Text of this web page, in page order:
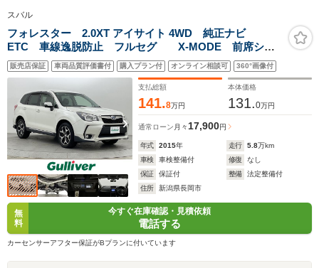
スバル
フォレスター 2.0XT アイサイト 4WD 純正ナビ
ETC 車線逸脱防止 フルセグ X-MODE 前席シー
トヒーター レーダークルーズコントロール
Bluetooth バックカメラ 衝突軽減ブレーキ
販売店保証 車両品質評価書付 購入プラン付 オンライン相談可 360°画像付
支払総額
141.8万円
本体価格
131.0万円
通常ローン 月々 17,900円
年式 2015年 走行 5.8万km
車検
車検整備付 修復
なし
保証
保証付 整備
法定整備付
住所
新潟県長岡市
無
料
今すぐ在庫確認・見積依頼
電話する
カーセンサーアフター保証がBプランに付いています